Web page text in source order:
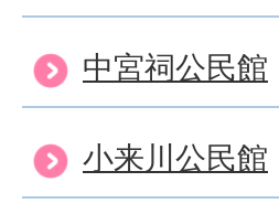
中宮祠公民館
小来川公民館